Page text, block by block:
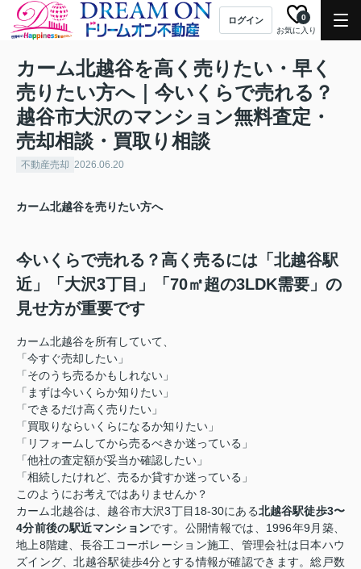
ログイン
お気に入り
0
カーム北越谷を高く売りたい・早く
売りたい方へ｜今いくらで売れる？
越谷市大沢のマンション無料査定・
売却相談・買取り相談
不動産売却 2026.06.20
カーム北越谷を売りたい方へ
今いくらで売れる？高く売るには「北越谷駅
近」「大沢3丁目」「70㎡超の3LDK需要」の
見せ方が重要です
カーム北越谷を所有していて、
「今すぐ売却したい」
「そのうち売るかもしれない」
「まずは今いくらか知りたい」
「できるだけ高く売りたい」
「買取りならいくらになるか知りたい」
「リフォームしてから売るべきか迷っている」
「他社の査定額が妥当か確認したい」
「相続したけれど、売るか貸すか迷っている」
このようにお考えではありませんか？
カーム北越谷は、越谷市大沢3丁目18-30にある北越谷駅徒歩3〜
4分前後の駅近マンションです。公開情報では、1996年9月築、
地上8階建、長谷工コーポレーション施工、管理会社は日本ハウ
ズイング、北越谷駅徒歩4分とする情報が確認できます。総戸数